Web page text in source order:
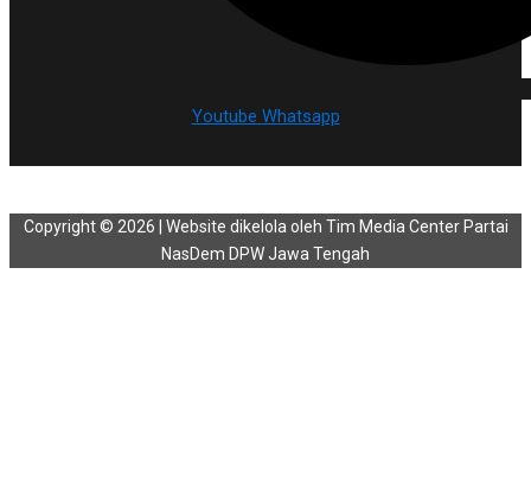
Youtube Whatsapp
Copyright © 2026 | Website dikelola oleh Tim Media Center Partai
NasDem DPW Jawa Tengah